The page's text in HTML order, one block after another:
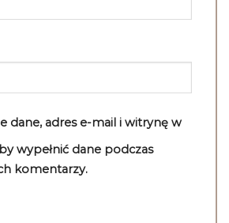
dane, adres e-mail i witrynę w
wypełnić dane podczas
komentarzy.